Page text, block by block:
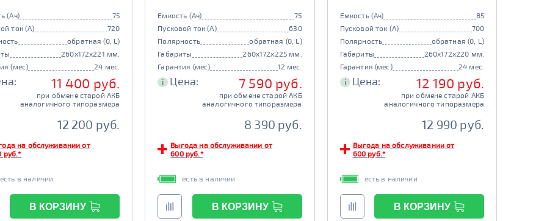
(Ач)
75
ток (А)
720
обратная (0, L)
260x172x221 мм.
(мес)
24 мес.
11 400 руб.
при обмене старой АКБ
аналогичного типоразмера
12 200 руб.
на обслуживании от
руб.*
есть в наличии
В КОРЗИНУ
Емкость (Ач)
75
Пусковой ток (А)
630
Полярность
обратная (0, L)
Габариты
260x172x225 мм.
Гарантия (мес)
12 мес.
i Цена: 7 590 руб.
при обмене старой АКБ
аналогичного типоразмера
8 390 руб.
Выгода на обслуживании от
600 руб.*
есть в наличии
В КОРЗИНУ
Емкость (Ач)
85
Пусковой ток (А)
700
Полярность
обратная (0, L)
Габариты
260x172x220 мм.
Гарантия (мес)
24 мес.
i Цена: 12 190 руб.
при обмене старой АКБ
аналогичного типоразмера
12 990 руб.
Выгода на обслуживании от
600 руб.*
есть в наличии
В КОРЗИНУ